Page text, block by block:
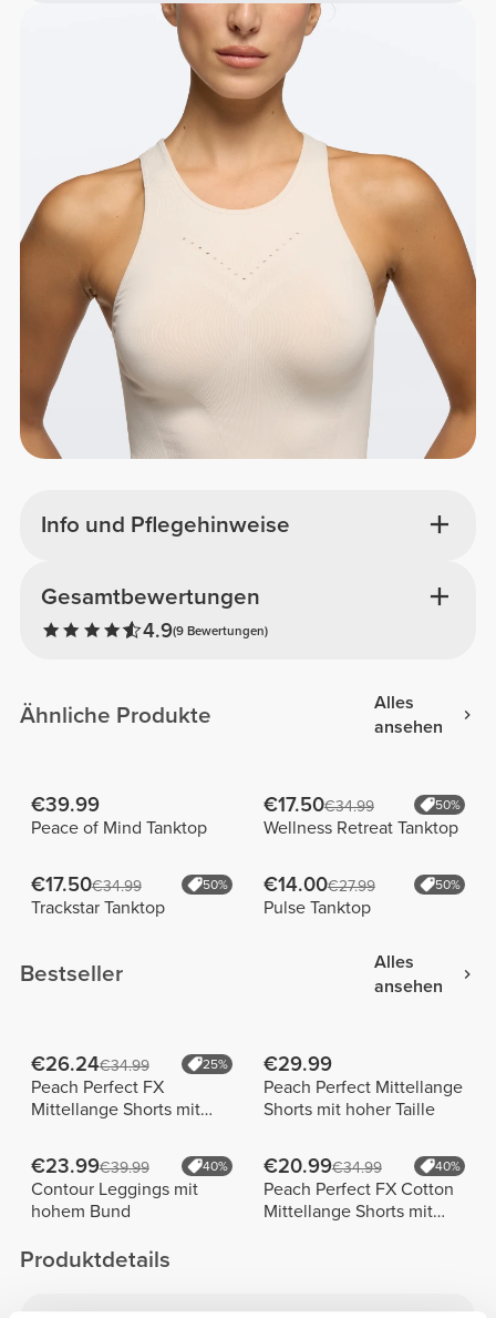
Info und Pflegehinweise
Gesamtbewertungen
4.9(9 Bewertungen)
Ähnliche Produkte
Alles
ansehen
€39.99
Peace of Mind Tanktop
€17.50€34.99 50%
Wellness Retreat Tanktop
€17.50€34.99 50%
Trackstar Tanktop
€14.00€27.99 50%
Pulse Tanktop
Bestseller
Alles
ansehen
€26.24€34.99 25%
Peach Perfect FX
Mittellange Shorts mit
€29.99
Peach Perfect Mittellange
Shorts mit hoher Taille
€23.99€39.99 40%
Contour Leggings mit
hohem Bund
€20.99€34.99 40%
Peach Perfect FX Cotton
Mittellange Shorts mit
Produktdetails